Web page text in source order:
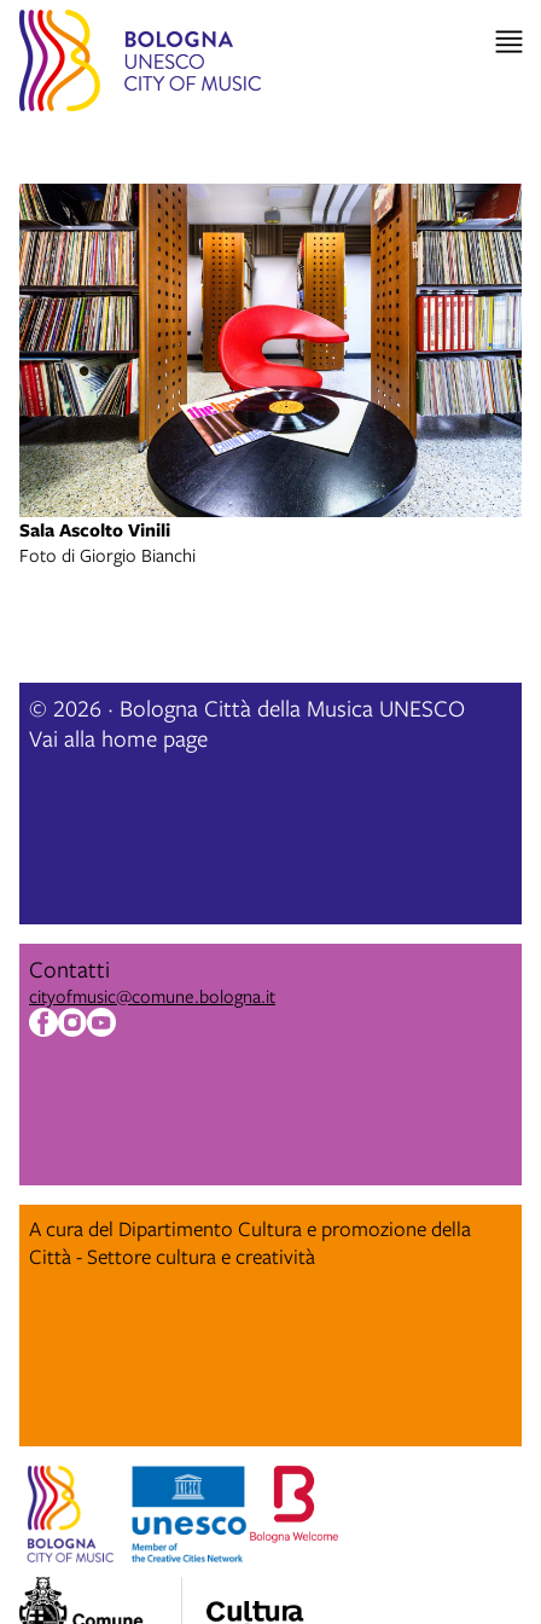
Sala Ascolto Vinili
Foto di Giorgio Bianchi
© 2026 · Bologna Città della Musica UNESCO
Vai alla home page
Contatti
cityofmusic@comune.bologna.it
A cura del Dipartimento Cultura e promozione della
Città - Settore cultura e creatività